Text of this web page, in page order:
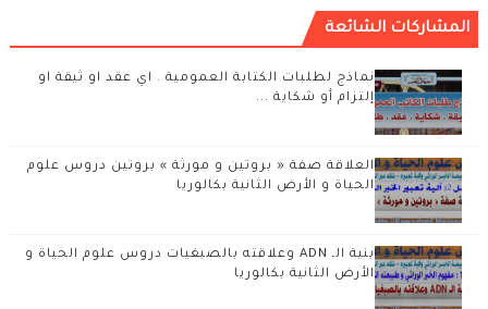
المشاركات الشائعة
نماذج لطلبات الكتابة العمومية . اي عقد او ثيقة او
إلتزام أو شكاية ...
العلاقة صفة « بروتين و مورثة » بروتين دروس علوم
الحياة و الأرض الثانية بكالوريا
بنية الـ ADN وعلاقته بالصبغيات دروس علوم الحياة و
الأرض الثانية بكالوريا